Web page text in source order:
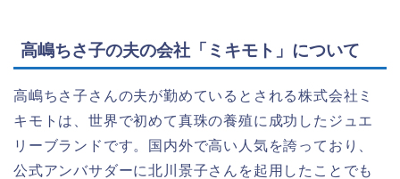
高嶋ちさ子の夫の会社「ミキモト」について
高嶋ちさ子さんの夫が勤めているとされる株式会社ミ
キモトは、世界で初めて真珠の養殖に成功したジュエ
リーブランドです。国内外で高い人気を誇っており、
公式アンバサダーに北川景子さんを起用したことでも